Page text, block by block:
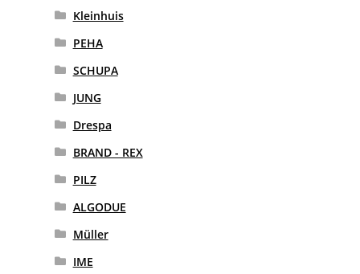
Kleinhuis
PEHA
SCHUPA
JUNG
Drespa
BRAND - REX
PILZ
ALGODUE
Müller
IME